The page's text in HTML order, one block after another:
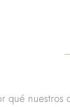
qué nuestros